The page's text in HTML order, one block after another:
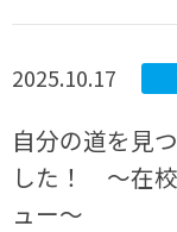
2025.10.17
自分の道を見
した！ ～在
ュー～